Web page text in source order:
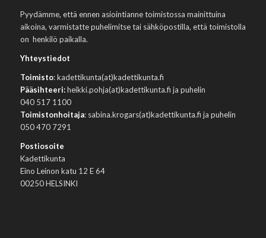
Pyydämme, että ennen asiointianne toimistossa mainittuina
aikoina, varmistatte puhelimitse tai sähköpostilla, että toimistolla
on henkilö paikalla.
Yhteystiedot
Toimisto: kadettikunta(at)kadettikunta.fi
Pääsihteeri:heikki.pohja(at)kadettikunta.fi ja puhelin
040 517 1100
Toimistonhoitaja: sabina.krogars(at)kadettikunta.fi ja puhelin
050 470 7291
Postiosoite
Kadettikunta
Eino Leinon katu 12 E 64
00250 HELSINKI